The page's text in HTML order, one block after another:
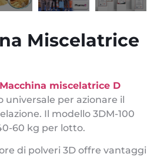
Miscelatrice
miscelatrice D
universale per azionare il
Il modello 3DM-100
60 kg per lotto.
di polveri 3D offre vantaggi